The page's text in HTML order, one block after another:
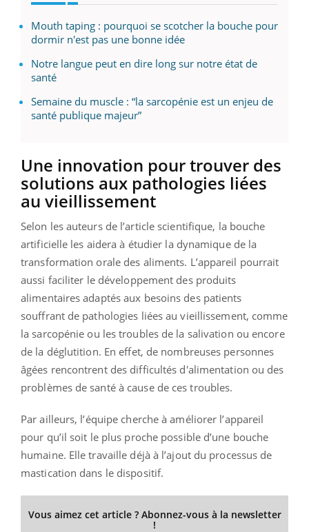
Mouth taping : pourquoi se scotcher la bouche pour
dormir n'est pas une bonne idée
Notre langue peut en dire long sur notre état de
santé
Semaine du muscle : “la sarcopénie est un enjeu de
santé publique majeur”
Une innovation pour trouver des
solutions aux pathologies liées
au vieillissement
Selon les auteurs de l’article scientifique, la bouche
artificielle les aidera à étudier la dynamique de la
transformation orale des aliments. L’appareil pourrait
aussi faciliter le développement des produits
alimentaires adaptés aux besoins des patients
souffrant de pathologies liées au vieillissement, comme
la sarcopénie ou les troubles de la salivation ou encore
de la déglutition. En effet, de nombreuses personnes
âgées rencontrent des difficultés d'alimentation ou des
problèmes de santé à cause de ces troubles.
Par ailleurs, l’équipe cherche à améliorer l’appareil
pour qu’il soit le plus proche possible d’une bouche
humaine. Elle travaille déjà à l’ajout du processus de
mastication dans le dispositif.
Vous aimez cet article ? Abonnez-vous à la newsletter
!